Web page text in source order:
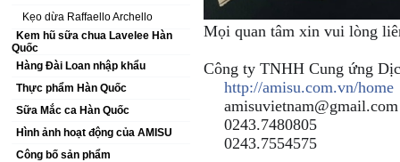
Kẹo dừa Raffaello Archello
Kem hũ sữa chua Lavelee Hàn
Quốc
Hàng Đài Loan nhập khẩu
Thực phẩm Hàn Quốc
Sữa Mắc ca Hàn Quốc
Hình ảnh hoạt động của AMISU
Công bố sản phẩm
Mọi quan tâm xin vui lòng
Công ty TNHH Cung ứng
http://amisu.com.vn/home
0243.7480805
0243.7554575